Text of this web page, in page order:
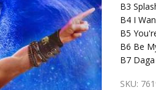
B3
B4 I
B5
B6 Be
B7
SKU: